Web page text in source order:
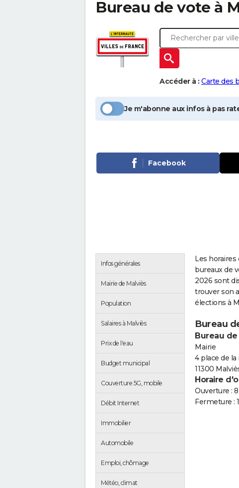
Bureau de vote à
Accéder à : Carte des
Je m'abonne aux infos à pas
Facebook
Infos générales
Mairie de Malviès
Population
Salaires à Malviès
Prix de l'eau
Budget municipal
Couverture 5G, mobile
Débit Internet
Immobilier
Automobile
Emploi, chômage
Météo, climat
Les
bureaux de
2026 sont
trouver son
élections à
Bureau
Bureau
Mairie
4 place de
11300
Horaire
Ouverture :
Fermeture :